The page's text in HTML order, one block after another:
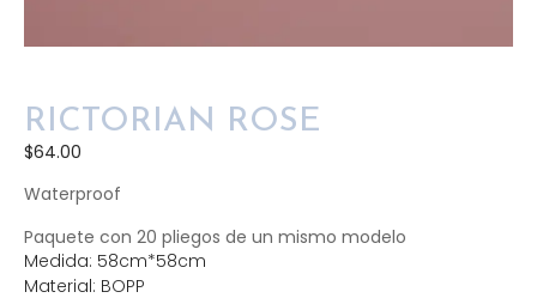
RICTORIAN ROSE
$64.00
Waterproof
Paquete con 20 pliegos de un mismo modelo
Medida: 58cm*58cm
Material: BOPP